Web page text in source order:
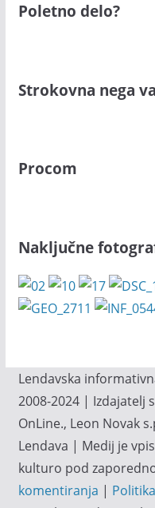
Poletno delo?
Strokovna nega
Procom
Naključne
Lendavska
2008-2024 | Izdajatelj
OnLine., Leon Novak
Lendava | Medij je
kulturo pod
komentiranja |